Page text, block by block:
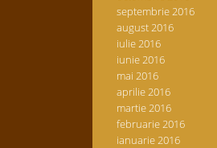
septembrie 2016
august 2016
iulie 2016
iunie 2016
mai 2016
aprilie 2016
martie 2016
februarie 2016
ianuarie 2016